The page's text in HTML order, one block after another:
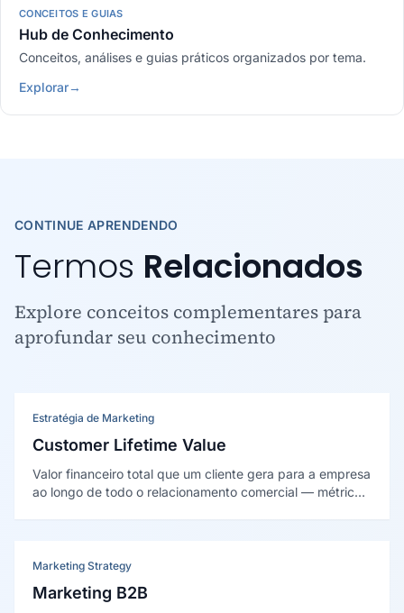
CONCEITOS E GUIAS
Hub de Conhecimento
Conceitos, análises e guias práticos organizados por tema.
Explorar→
CONTINUE APRENDENDO
Termos Relacionados
Explore conceitos complementares para
aprofundar seu conhecimento
Estratégia de Marketing
Customer Lifetime Value
Valor financeiro total que um cliente gera para a empresa
ao longo de todo o relacionamento comercial — métrica
Marketing Strategy
Marketing B2B